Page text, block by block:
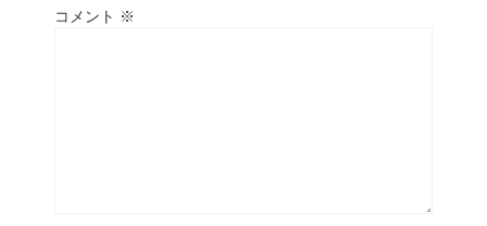
コメント ※